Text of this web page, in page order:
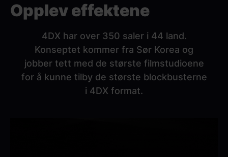
Opplev effektene
4DX har over 350 saler i 44 land.
Konseptet kommer fra Sør Korea og
jobber tett med de største filmstudioene
for å kunne tilby de største blockbusterne
i 4DX format.